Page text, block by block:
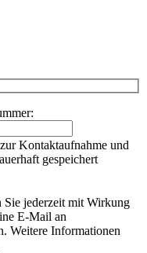
Kontaktaufnahme und
gespeichert
jederzeit mit Wirkung
E-Mail an
Weitere Informationen